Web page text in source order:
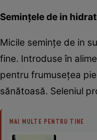
Seminţele de in
Micile seminţe de in
fine. Introduse în
pentru frumuseţea
sănătoasă. Seleniul
MAI MULTE PENTRU TINE